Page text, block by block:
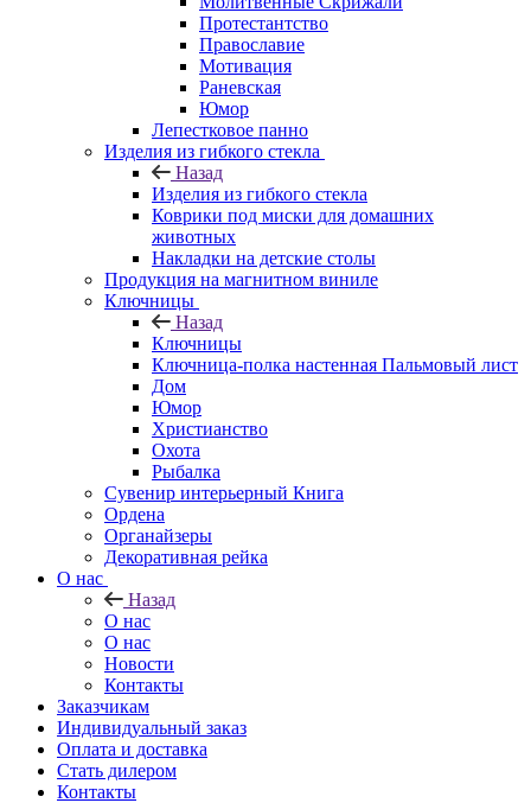
Протестантство
Православие
Мотивация
Раневская
Юмор
Лепестковое панно
Изделия из гибкого стекла
Назад
Изделия из гибкого стекла
Коврики под миски для домашних
животных
Накладки на детские столы
Продукция на магнитном виниле
Ключницы
Назад
Ключницы
Ключница-полка настенная Пальмовый лист
Дом
Юмор
Христианство
Охота
Рыбалка
Сувенир интерьерный Книга
Ордена
Органайзеры
Декоративная рейка
О нас
Назад
О нас
О нас
Новости
Контакты
Заказчикам
Индивидуальный заказ
Оплата и доставка
Стать дилером
Контакты